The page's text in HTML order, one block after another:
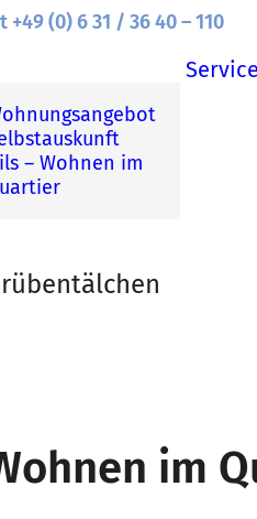
(0) 6 31 / 36 40 – 110
– Wohnen im
Service
im